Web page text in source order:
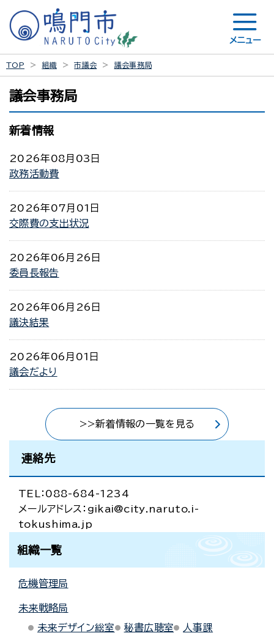
メニュー
TOP 組織 市議会 議会事務局
議会事務局
新着情報
2026年08月03日
政務活動費
2026年07月01日
交際費の支出状況
2026年06月26日
委員長報告
2026年06月26日
議決結果
2026年06月01日
議会だより
>>新着情報の一覧を見る
連絡先
TEL：088-684-1234
メールアドレス：gikai@city.naruto.i-
tokushima.jp
組織一覧
危機管理局
未来戦略局
未来デザイン総室
秘書広聴室
人事課